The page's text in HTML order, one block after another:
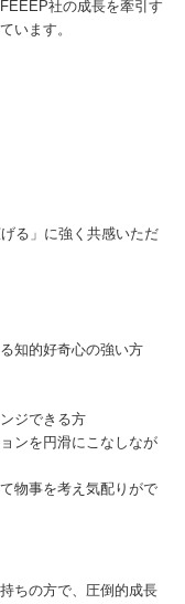
社の成長を牽引す
います。
る」に強く共感いただ
知的好奇心の強い方
ジできる方
ンを円滑にこなしなが
物事を考え気配りがで
ちの方で、圧倒的成長